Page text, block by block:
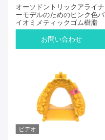
オーソドントリックアライナ
ーモデルのためのピンク色バ
イオミメティックゴム樹脂
お問い合わせ
ビデオ